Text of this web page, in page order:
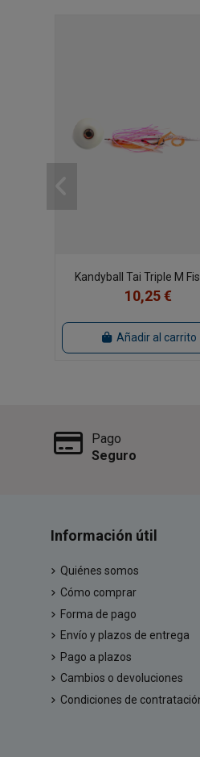
Kandyball Tai Triple M
10,25 €
Añadir al carrito
Pago
Seguro
Información útil
Quiénes somos
Cómo comprar
Forma de pago
Envío y plazos de entrega
Pago a plazos
Cambios o devoluciones
Condiciones de